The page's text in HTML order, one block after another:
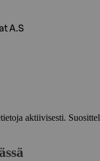
A.S
aktiivisesti.